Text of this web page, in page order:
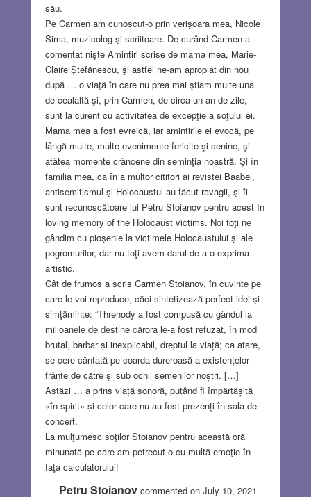
său.
Pe Carmen am cunoscut-o prin verişoara mea, Nicole
Sima, muzicolog şi scriitoare. De curând Carmen a
comentat nişte Amintiri scrise de mama mea, Marie-
Claire Ştefănescu, şi astfel ne-am apropiat din nou
după … o viaţă în care nu prea mai ştiam multe una
de cealaltă şi, prin Carmen, de circa un an de zile,
sunt la curent cu activitatea de excepţie a soţului ei.
Mama mea a fost evreică, iar amintirile ei evocă, pe
lângă multe, multe evenimente fericite şi senine, şi
atâtea momente crâncene din seminţia noastră. Şi în
familia mea, ca în a multor cititori ai revistei Baabel,
antisemitismul şi Holocaustul au făcut ravagii, şi îi
sunt recunoscătoare lui Petru Stoianov pentru acest In
loving memory of the Holocaust victims. Noi toţi ne
gândim cu pioşenie la victimele Holocaustului şi ale
pogromurilor, dar nu toţi avem darul de a o exprima
artistic.
Cât de frumos a scris Carmen Stoianov, în cuvinte pe
care le voi reproduce, căci sintetizează perfect idei şi
simţăminte: “Threnody a fost compusă cu gândul la
milioanele de destine cărora le-a fost refuzat, în mod
brutal, barbar și inexplicabil, dreptul la viață; ca atare,
se cere cântată pe coarda dureroasă a existențelor
frânte de către şi sub ochii semenilor noștri. […]
Astăzi … a prins viață sonoră, putând fi împărtășită
«în spirit» și celor care nu au fost prezenți în sala de
concert.
La mulţumesc soţilor Stoianov pentru această oră
minunată pe care am petrecut-o cu multă emoţie în
faţa calculatorului!
Petru Stoianovcommented on July 10, 2021